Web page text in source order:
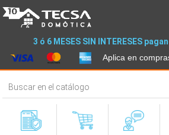
3 ó 6 MESES SIN INTERESES
Aplica en